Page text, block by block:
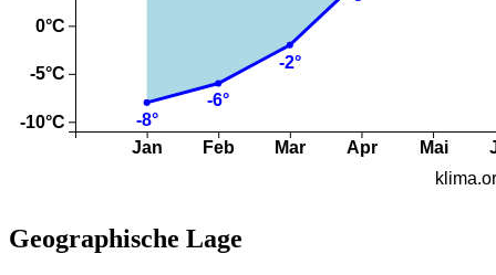
Geographische Lage